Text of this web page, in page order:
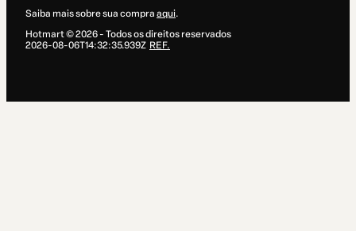
Saiba mais sobre sua compra aqui.
Hotmart ©2026- Todos os direitos reservados
2026-08-06T14:32:35.939Z REF.